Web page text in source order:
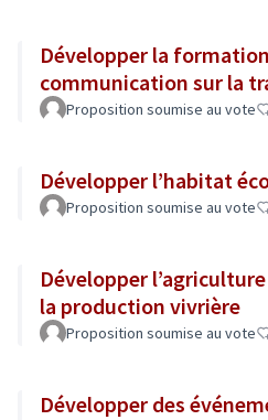
Développer la
communication sur la
Proposition soumise au vote
Développer l’habitat
Proposition soumise au vote
Développer
la production vivrière
Proposition soumise au vote
Développer des